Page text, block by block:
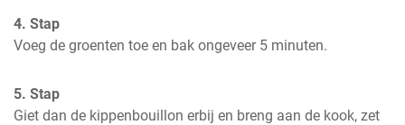
4. Stap
Voeg de groenten toe en bak ongeveer 5 minuten.
5. Stap
Giet dan de kippenbouillon erbij en breng aan de kook, zet